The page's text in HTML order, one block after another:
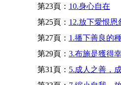
第23頁： 10.身心自在
第25頁： 12.放下愛恨
第27頁： 1.播下善良的
第29頁： 3.布施是獲得
第31頁： 5.成人之善，